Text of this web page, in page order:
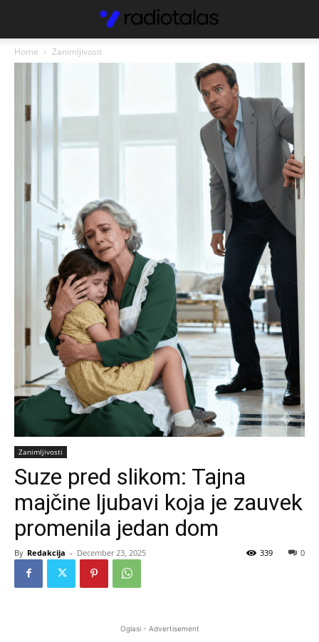
Home Zanimljivosti
Zanimljivosti
Suze pred slikom: Tajna
majčine ljubavi koja je zauvek
promenila jedan dom
By Redakcija - December 23, 2025 0
339
Oglasi - Advertisement